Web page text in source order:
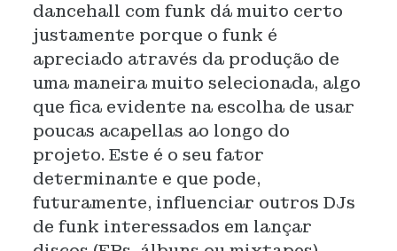
dancehall com funk dá muito certo
justamente porque o funk é
apreciado através da produção de
uma maneira muito selecionada, algo
que fica evidente na escolha de usar
poucas acapellas ao longo do
projeto. Este é o seu fator
determinante e que pode,
futuramente, influenciar outros DJs
de funk interessados em lançar